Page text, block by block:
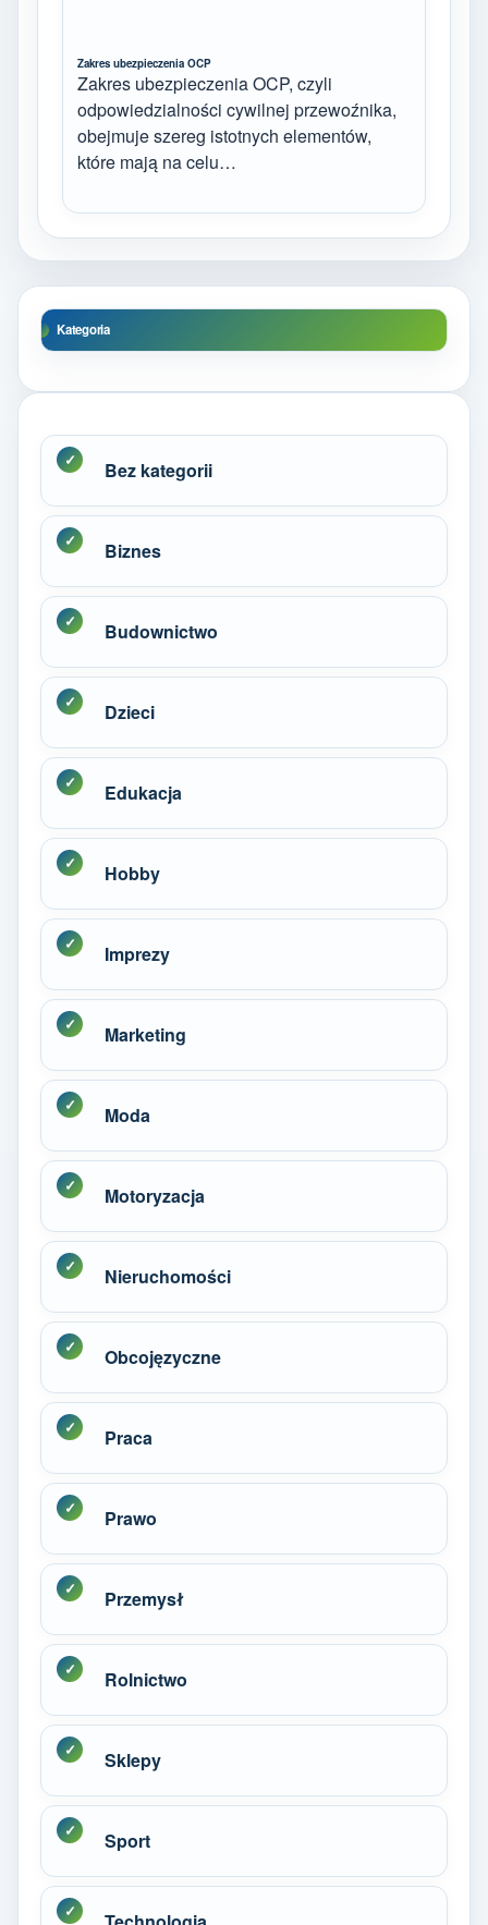
Zakres ubezpieczenia OCP
Zakres ubezpieczenia OCP, czyli
odpowiedzialności cywilnej przewoźnika,
obejmuje szereg istotnych elementów,
które mają na celu…
Kategoria
Bez kategorii
Biznes
Budownictwo
Dzieci
Edukacja
Hobby
Imprezy
Marketing
Moda
Motoryzacja
Nieruchomości
Obcojęzyczne
Praca
Prawo
Przemysł
Rolnictwo
Sklepy
Sport